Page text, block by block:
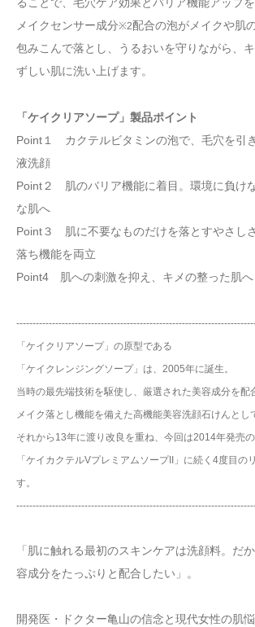
メイクセンサー成分※2配合の泡がメイクや肌
包みこんで落とし、うるおいを守りながら、
ずしい肌に洗い上げます。
「ケイクリアソープ」製品ポイント
Point１ カクテルビタミンの泡で、毛穴を引
液洗顔
Point２ 肌のバリア機能に着目。環境に負け
な肌へ
Point３ 肌に不要なものだけを落とすやさし
落ち機能を両立
Point4 肌への刺激を抑え、キメの整った肌へ
「ケイクリアソープ」の原型である
「ケイクレンジングソープ」は、2005年に誕生。
当時の最先端技術を駆使し、厳選された美容成分を配
メイク落とし機能を備えた高機能美容洗顔石けんとし
それから13年に渡り改良を重ね、今回は2014年発売の
「ケイカクテルVプレミアムソープII」に続く4度目の
す。
「肌に触れる最初のスキンケアは洗顔料。だ
容成分をたっぷりと配合したい」。
開発医・ドクター亀山の信念と現代女性の肌